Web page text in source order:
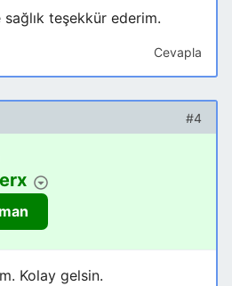
sağlık teşekkür ederim.
Cevapla
#4
Kolay gelsin.